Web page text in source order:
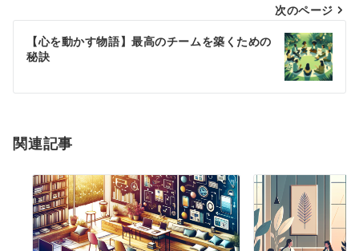
ビ
ー
シ
ン
次のページ
【心を動かす物語】最高のチームを築くための
秘訣
関連記事